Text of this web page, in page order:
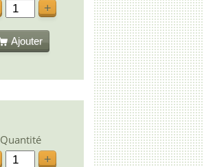
+
Ajouter
Quantité
+